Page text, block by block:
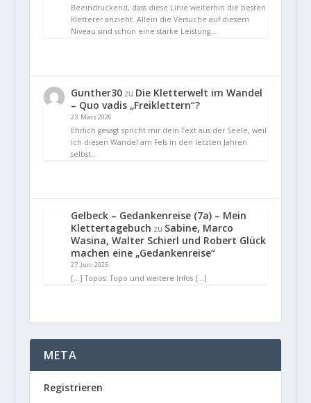
Beeindruckend, dass diese Linie weiterhin die besten
Kletterer anzieht. Allein die Versuche auf diesem
Niveau sind schon eine starke Leistung.…
Gunther30zu Die Kletterwelt im Wandel
– Quo vadis „Freiklettern“?
23. März 2026
Ehrlich gesagt spricht mir dein Text aus der Seele, weil
ich diesen Wandel am Fels in den letzten Jahren
selbst…
Gelbeck – Gedankenreise (7a) – Mein
Klettertagebuch zu Sabine, Marco
Wasina, Walter Schierl und Robert Glück
machen eine „Gedankenreise“
27. Juni 2025
[…] Topos: Topo und weitere Infos […]
META
Registrieren